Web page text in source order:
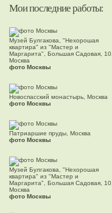
Мои последние работы:
Музей Булгакова, "Нехорошая
квартира" из "Мастер и
Маргарита", Большая Садовая, 10,
Москва
фото Москвы
Новоспасский монастырь, Москва
фото Москвы
Патриаршие пруды, Москва
фото Москвы
Музей Булгакова, "Нехорошая
квартира" из "Мастер и
Маргарита", Большая Садовая, 10,
Москва
фото Москвы